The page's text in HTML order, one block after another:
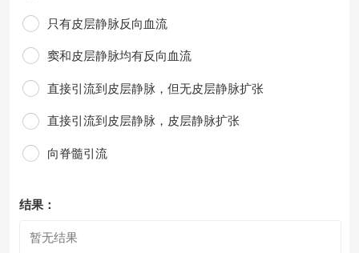
只有皮层静脉反向血流
窦和皮层静脉均有反向血流
直接引流到皮层静脉，但无皮层静脉扩张
直接引流到皮层静脉，皮层静脉扩张
向脊髓引流
结果：